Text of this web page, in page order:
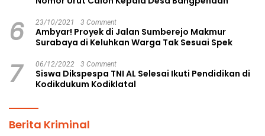
6 23/10/2021 3 Comment
Ambyar! Proyek di Jalan Sumberejo Makmur
Surabaya di Keluhkan Warga Tak Sesuai Spek
7 06/12/2022 3 Comment
Siswa Dikspespa TNI AL Selesai Ikuti Pendidikan di
Kodikdukum Kodiklatal
Berita Kriminal